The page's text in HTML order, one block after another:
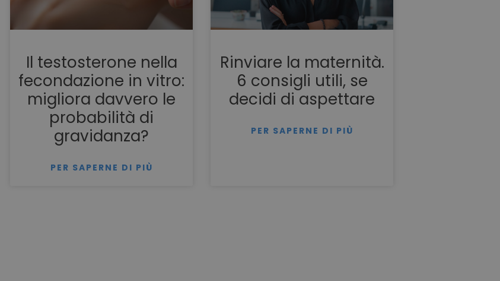
Il testosterone nella
fecondazione in vitro:
migliora davvero le
probabilità di
gravidanza?
PER SAPERNE DI PIÙ
Rinviare la maternità.
6 consigli utili, se
decidi di aspettare
PER SAPERNE DI PIÙ